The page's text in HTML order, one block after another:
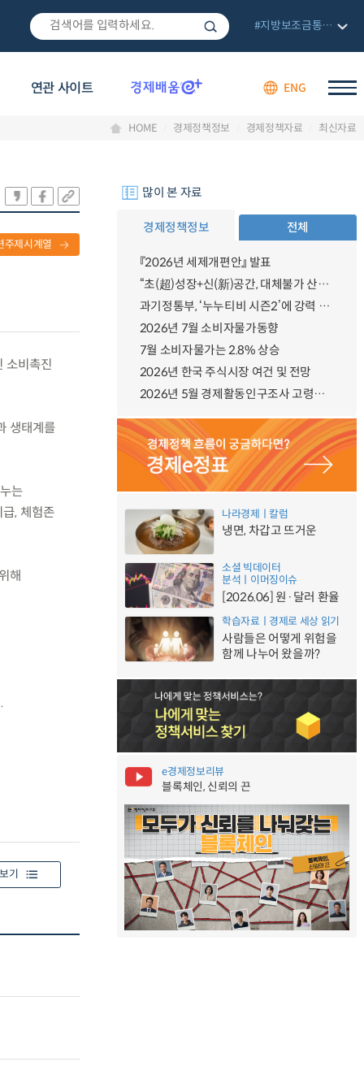
연관 사이트 ENG
#지방보조금통합관리망
HOME 경제정책정보 경제정책자료 최신자료
주제시계열
소비촉진
생태계를
는
, 체험존
해
기
많이 본 자료
경제정책정보 전체
『2026년 세제개편안』 발표
“초(超)성장+신(新)공간, 대체불가 산업강국”
과기정통부, ‘누누티비 시즌2’에 강력 대응 의지 밝혀
2026년 7월 소비자물가동향
7월 소비자물가는 2.8% 상승
2026년 한국 주식시장 여건 및 전망
2026년 5월 경제활동인구조사 고령층 부가조사 결과
나라경제ㅣ칼럼
냉면, 차갑고 뜨거운
소셜 빅데이터
분석ㅣ이머징이슈
[2026.06] 원·달러 환율
학습자료ㅣ경제로 세상 읽기
사람들은 어떻게 위험을
함께 나누어 왔을까?
e경제정보리뷰
블록체인, 신뢰의 끈